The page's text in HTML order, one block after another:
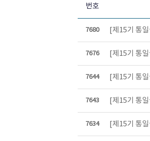
번호
7680 [제15기 통
7676 [제15기 통
7644 [제15기 통
7643 [제15기 통
7634 [제15기 통